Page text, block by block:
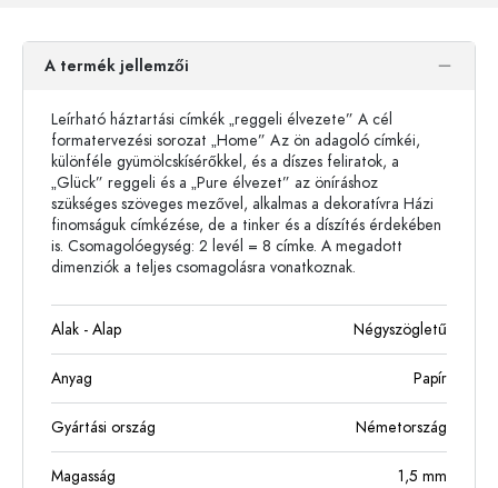
A termék jellemzői
Leírható háztartási címkék „reggeli élvezete” A cél
formatervezési sorozat „Home” Az ön adagoló címkéi,
különféle gyümölcskísérőkkel, és a díszes feliratok, a
„Glück” reggeli és a „Pure élvezet” az öníráshoz
szükséges szöveges mezővel, alkalmas a dekoratívra Házi
finomságuk címkézése, de a tinker és a díszítés érdekében
is. Csomagolóegység: 2 levél = 8 címke. A megadott
dimenziók a teljes csomagolásra vonatkoznak.
Alak - Alap Négyszögletű
Anyag Papír
Gyártási ország Németország
Magasság 1,5 mm